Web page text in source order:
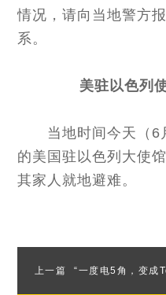
情况，请向当地警方
系。
美驻以色列
当地时间今天（6
的美国驻以色列大使
其家人就地避难。
上一篇 “一度电5角，变成